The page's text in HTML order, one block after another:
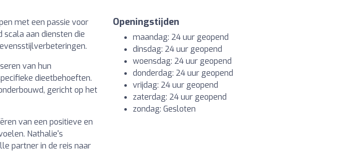
met een passie voor
scala aan diensten die
van hun
dieetbehoeften.
gericht op het
van een positieve en
Nathalie's
partner in de reis naar
Openingstijden
maandag: 24 uur geopend
dinsdag: 24 uur geopend
woensdag: 24 uur geopend
donderdag: 24 uur geopend
vrijdag: 24 uur geopend
zaterdag: 24 uur geopend
zondag: Gesloten